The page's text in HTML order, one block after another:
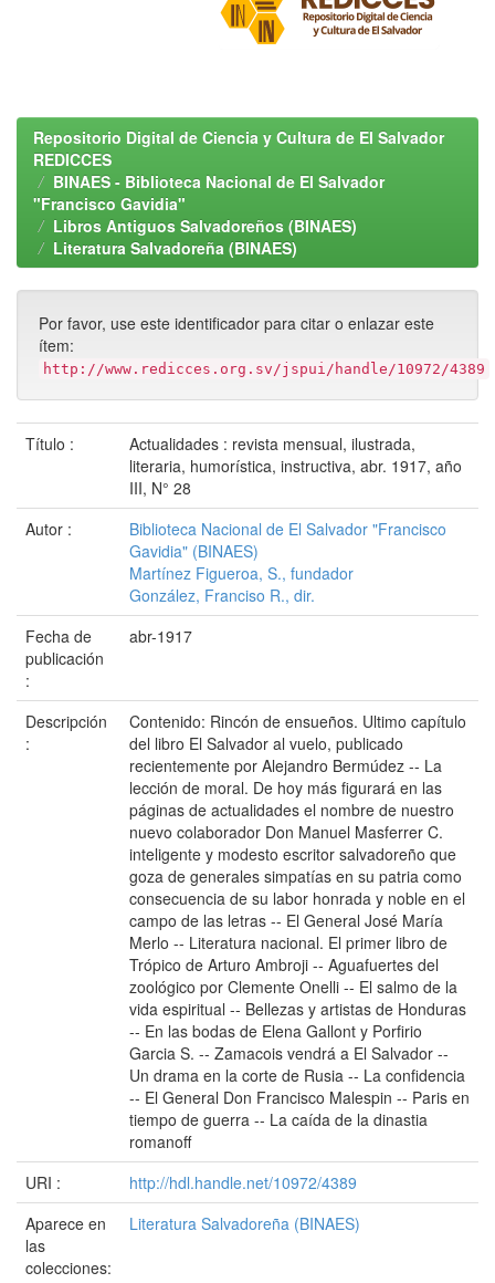
Repositorio Digital de Ciencia y Cultura de El Salvador
REDICCES
BINAES - Biblioteca Nacional de El Salvador
"Francisco Gavidia"
Libros Antiguos Salvadoreños (BINAES)
Literatura Salvadoreña (BINAES)
Por favor, use este identificador para citar o enlazar este
ítem:
http://www.redicces.org.sv/jspui/handle/10972/4389
Título :
Actualidades : revista mensual, ilustrada,
literaria, humorística, instructiva, abr. 1917, año
III, N° 28
Autor :
Biblioteca Nacional de El Salvador "Francisco
Gavidia" (BINAES)
Martínez Figueroa, S., fundador
González, Franciso R., dir.
Fecha de
publicación
:
abr-1917
Descripción
:
Contenido: Rincón de ensueños. Ultimo capítulo
del libro El Salvador al vuelo, publicado
recientemente por Alejandro Bermúdez -- La
lección de moral. De hoy más figurará en las
páginas de actualidades el nombre de nuestro
nuevo colaborador Don Manuel Masferrer C.
inteligente y modesto escritor salvadoreño que
goza de generales simpatías en su patria como
consecuencia de su labor honrada y noble en el
campo de las letras -- El General José María
Merlo -- Literatura nacional. El primer libro de
Trópico de Arturo Ambroji -- Aguafuertes del
zoológico por Clemente Onelli -- El salmo de la
vida espiritual -- Bellezas y artistas de Honduras
-- En las bodas de Elena Gallont y Porfirio
Garcia S. -- Zamacois vendrá a El Salvador --
Un drama en la corte de Rusia -- La confidencia
-- El General Don Francisco Malespin -- Paris en
tiempo de guerra -- La caída de la dinastia
romanoff
URI :
http://hdl.handle.net/10972/4389
Aparece en
las
colecciones:
Literatura Salvadoreña (BINAES)